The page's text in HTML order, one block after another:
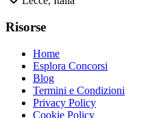
Risorse
Home
Esplora Concorsi
Blog
Termini e Condizioni
Privacy Policy
Cookie Policy